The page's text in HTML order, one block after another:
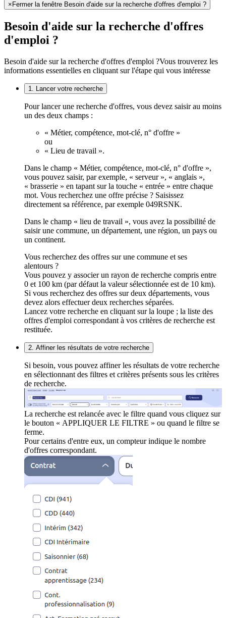
× Fermer la fenêtre Besoin d'aide sur la recherche d'offres d'emploi ?
Besoin d'aide sur la recherche d'offres
d'emploi ?
Besoin d'aide sur la recherche d'offres d'emploi ?Vous trouverez les
informations essentielles en cliquant sur l'étape qui vous intéresse
1. Lancer votre recherche
Pour lancer une recherche d'offres, vous devez saisir au moins
un des deux champs :
« Métier, compétence, mot-clé, n° d'offre »
ou
« Lieu de travail ».
Dans le champ « Métier, compétence, mot-clé, n° d'offre »,
vous pouvez saisir, par exemple, « serveur », « anglais »,
« brasserie » en tapant sur la touche « entrée » entre chaque
mot. Vous recherchez une offre précise ? Saisissez
directement sa référence, par exemple 049RSNK.
Dans le champ « lieu de travail », vous avez la possibilité de
saisir une commune, un département, une région, un pays ou
un continent.
Vous recherchez des offres sur une commune et ses
alentours ?
Vous pouvez y associer un rayon de recherche compris entre
0 et 100 km (par défaut la valeur sélectionnée est de 10 km).
Si vous recherchez des offres sur deux départements, vous
devez alors effectuer deux recherches séparées.
Lancez votre recherche en cliquant sur la loupe ; la liste des
offres d'emploi correspondant à vos critères de recherche est
restituée.
2. Affiner les résultats de votre recherche
Si besoin, vous pouvez affiner les résultats de votre recherche
en sélectionnant des filtres et critères présents sous les critères
de recherche.
La recherche est relancée avec le filtre quand vous cliquez sur
le bouton « APPLIQUER LE FILTRE » ou quand le filtre se
ferme.
Pour certains d'entre eux, un compteur indique le nombre
d'offres correspondant.